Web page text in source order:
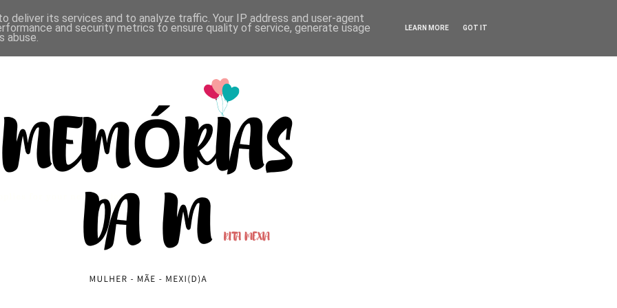
deliver its services and to analyze traffic. Your IP address and user-agent
and security metrics to ensure quality of service, generate usage
abuse.
LEARN MORE GOT IT